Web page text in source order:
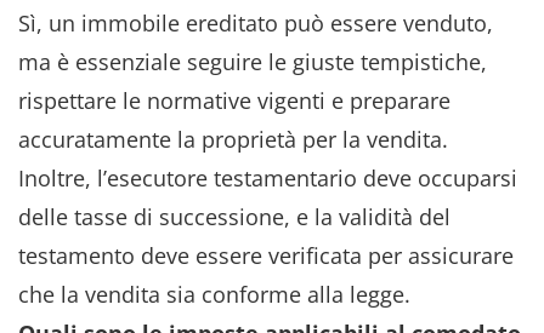
Sì, un immobile ereditato può essere venduto,
ma è essenziale seguire le giuste tempistiche,
rispettare le normative vigenti e preparare
accuratamente la proprietà per la vendita.
Inoltre, l’esecutore testamentario deve occuparsi
delle tasse di successione, e la validità del
testamento deve essere verificata per assicurare
che la vendita sia conforme alla legge.